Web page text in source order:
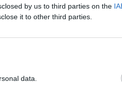
by us to third parties on the
it to other third parties.
data.
di ogni età.
per i più
al sacco con un
presentati i primi
a dimora piante